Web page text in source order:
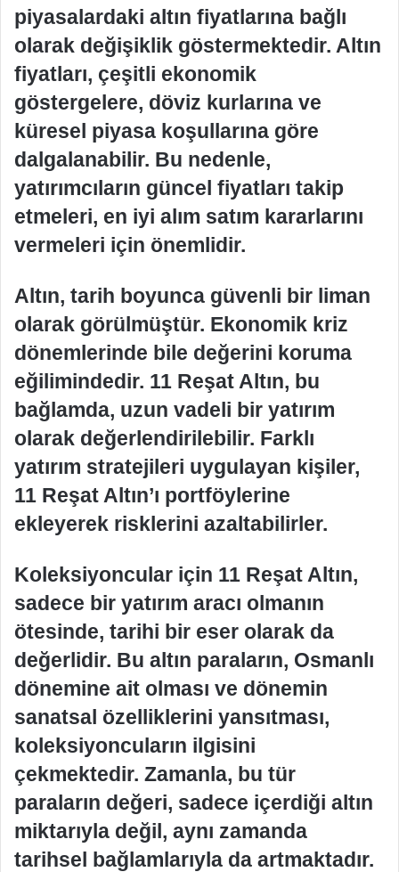
piyasalardaki altın fiyatlarına bağlı
olarak değişiklik göstermektedir. Altın
fiyatları, çeşitli ekonomik
göstergelere, döviz kurlarına ve
küresel piyasa koşullarına göre
dalgalanabilir. Bu nedenle,
yatırımcıların güncel fiyatları takip
etmeleri, en iyi alım satım kararlarını
vermeleri için önemlidir.
Altın, tarih boyunca güvenli bir liman
olarak görülmüştür. Ekonomik kriz
dönemlerinde bile değerini koruma
eğilimindedir. 11 Reşat Altın, bu
bağlamda, uzun vadeli bir yatırım
olarak değerlendirilebilir. Farklı
yatırım stratejileri uygulayan kişiler,
11 Reşat Altın’ı portföylerine
ekleyerek risklerini azaltabilirler.
Koleksiyoncular için 11 Reşat Altın,
sadece bir yatırım aracı olmanın
ötesinde, tarihi bir eser olarak da
değerlidir. Bu altın paraların, Osmanlı
dönemine ait olması ve dönemin
sanatsal özelliklerini yansıtması,
koleksiyoncuların ilgisini
çekmektedir. Zamanla, bu tür
paraların değeri, sadece içerdiği altın
miktarıyla değil, aynı zamanda
tarihsel bağlamlarıyla da artmaktadır.